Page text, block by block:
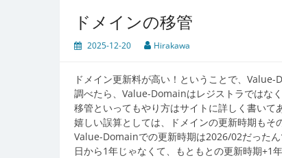
ドメインの移管
2025-12-20 Hirakawa
ドメイン更新料が高い！ということで、
調べたら、Value-Domainはレジストラではな
移管といってもやり方はサイトに詳しく書いて
嬉しい誤算としては、ドメインの更新時期もそ
Value-Domainでの更新時期は2026/02だった
日から1年じゃなくて、もともとの更新時期+1